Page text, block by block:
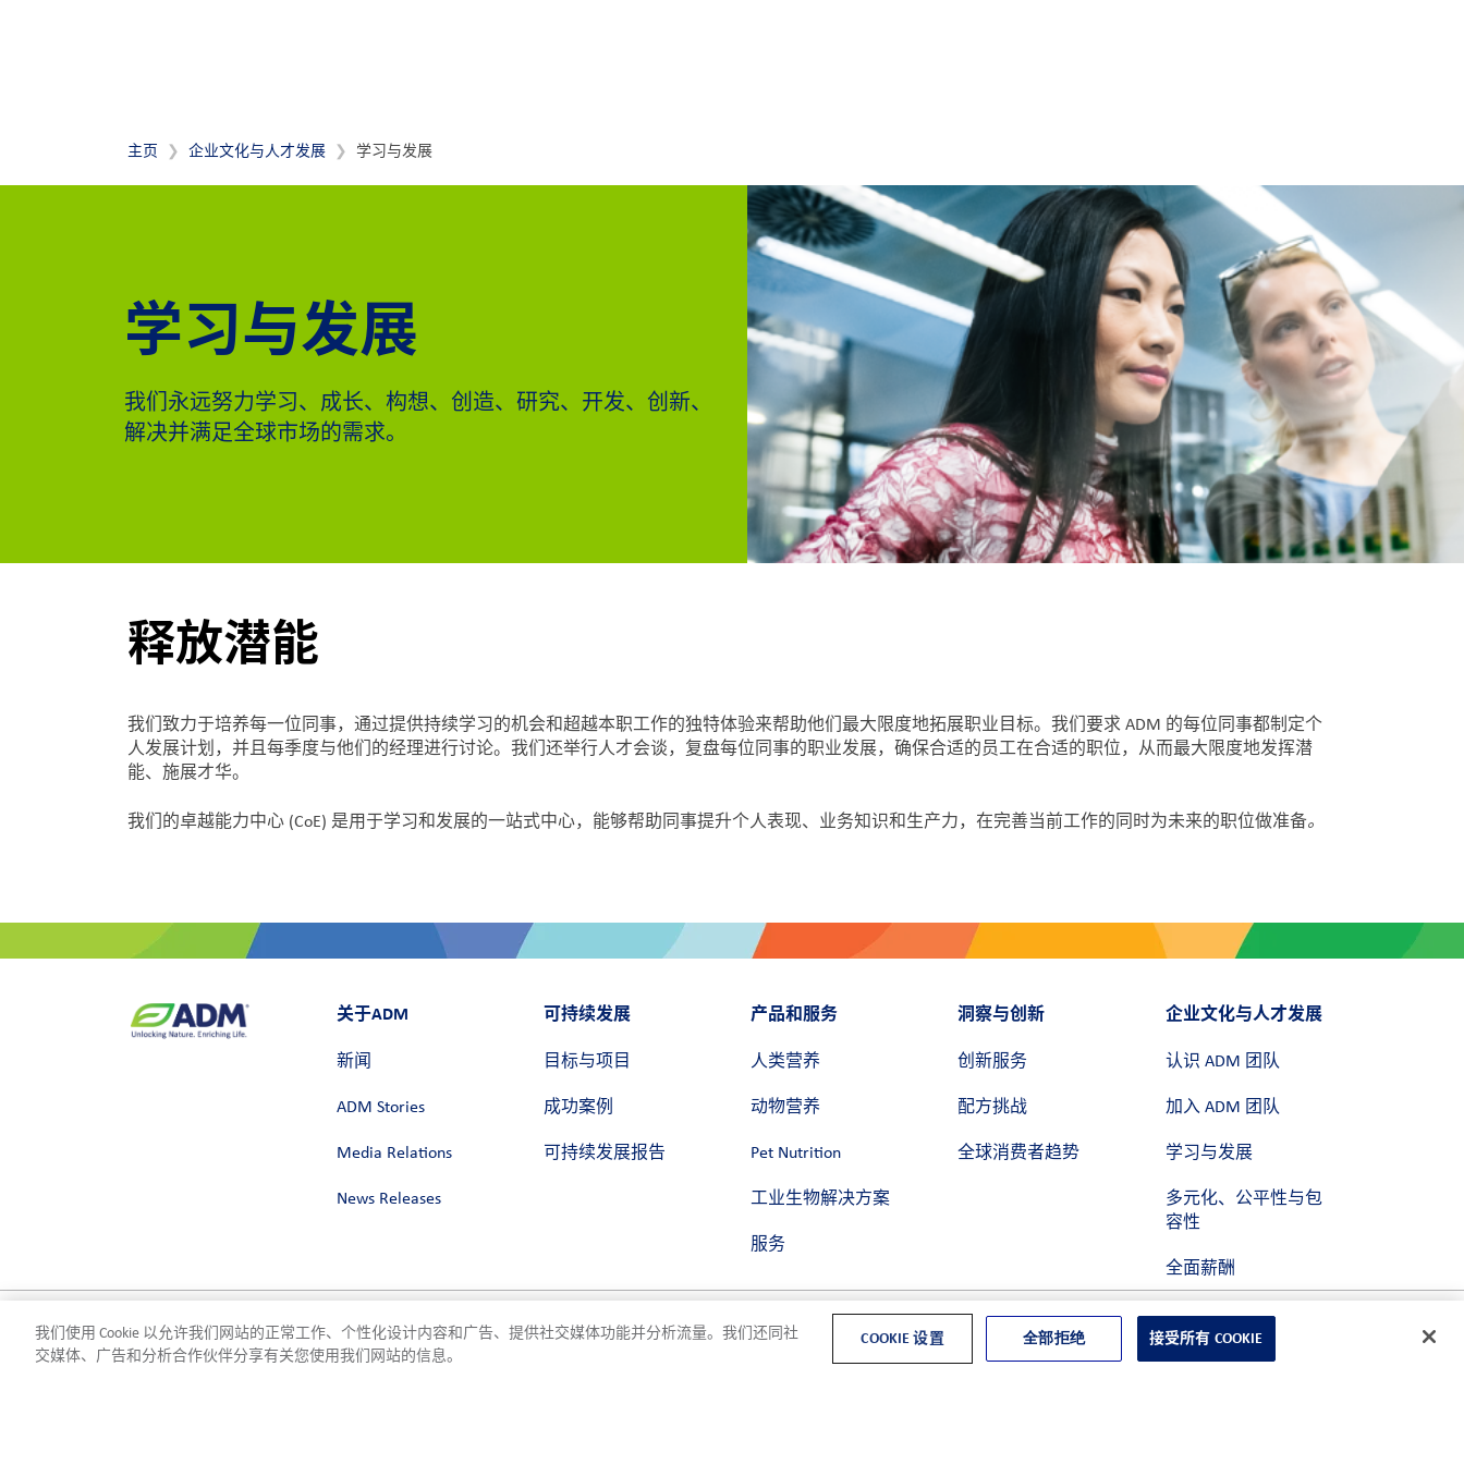
主页 企业文化与人才发展 学习与发展
学习与发展
我们永远努力学习、成长、构想、创造、研究、开发、创新、
解决并满足全球市场的需求。
释放潜能
我们致力于培养每一位同事，通过提供持续学习的机会和超越本职工作的独特体验来帮助他们最大限度地拓展职业目标。我们要求 ADM 的每位同事都制定个
人发展计划，并且每季度与他们的经理进行讨论。我们还举行人才会谈，复盘每位同事的职业发展，确保合适的员工在合适的职位，从而最大限度地发挥潜
能、施展才华。
我们的卓越能力中心 (CoE) 是用于学习和发展的一站式中心，能够帮助同事提升个人表现、业务知识和生产力，在完善当前工作的同时为未来的职位做准备。
关于ADM
新闻
ADM Stories
Media Relations
News Releases
可持续发展
目标与项目
成功案例
可持续发展报告
产品和服务
人类营养
动物营养
Pet Nutrition
工业生物解决方案
服务
洞察与创新
创新服务
配方挑战
全球消费者趋势
企业文化与人才发展
认识 ADM 团队
加入 ADM 团队
学习与发展
多元化、公平性与包
容性
全面薪酬
隐私政策使用条款合规Cookie 设置©2026 ADM
我们使用 Cookie 以允许我们网站的正常工作、个性化设计内容和广告、提供社交媒体功能并分析流量。我们还同社
交媒体、广告和分析合作伙伴分享有关您使用我们网站的信息。
COOKIE 设置 全部拒绝 接受所有 COOKIE